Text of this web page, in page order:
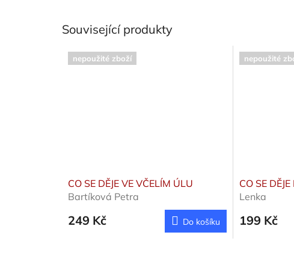
Související produkty
nepoužité zboží
CO SE DĚJE VE VČELÍM ÚLU
Bartíková Petra
249 Kč Do košíku
nepoužité
CO SE
Lenka
199 Kč